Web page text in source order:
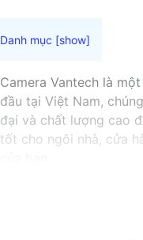
Camera Vantech là
đầu tại Việt Nam,
đại và chất lượng cao
tốt cho ngôi nhà, cửa
Vantech Việt Nam
giám sát chất lượng
camera AHD, camera